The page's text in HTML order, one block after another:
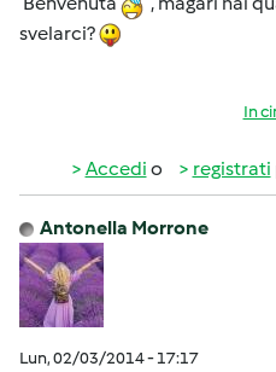
svelarci?
In
Accedi o registrati
Antonella Morrone
Lun, 02/03/2014 - 17:17